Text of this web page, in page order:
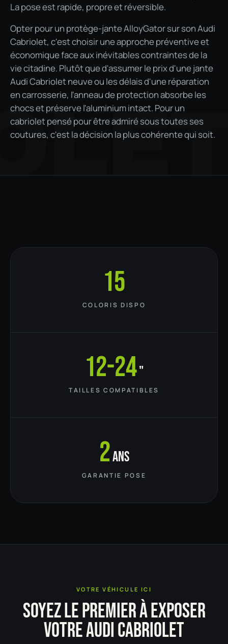
La pose est rapide, propre et réversible.
Opter pour un protège-jante AlloyGator sur son Audi
Cabriolet, c'est choisir une approche préventive et
économique face aux inévitables contraintes de la
vie citadine. Plutôt que d'assumer le prix d'une jante
Audi Cabriolet neuve ou les délais d'une réparation
en carrosserie, l'anneau de protection absorbe les
chocs et préserve l'aluminium intact. Pour un
cabriolet pensé pour être admiré sous toutes ses
coutures, c'est la décision la plus cohérente qui soit.
15
COLORIS DISPO
12-24"
TAILLES COMPATIBLES
2ans
GARANTIE POSE
VOTRE VÉHICULE ICI
SOYEZ LE PREMIER À EXPOSER
VOTRE AUDI CABRIOLET